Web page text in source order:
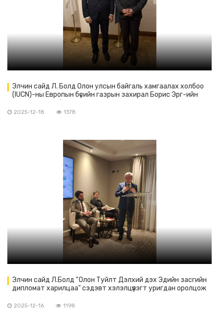
Элчин сайд Л. Болд Олон улсын байгаль хамгаалах холбоо
(IUCN)-ны Европын бүсийн газрын захирал Борис Эрг-ийн
оролцов.
2025-12-18 1378
Элчин сайд Л.Болд “Олон Туйлт Дэлхий дэх Эдийн засгийн
дипломат харилцаа" сэдэвт хэлэлцүүлэгт уригдан оролцож
2025-12-16 1198